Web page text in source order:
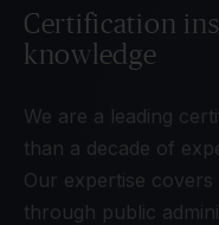
Certification
knowledge
We are a leading
than a decade of
Our expertise
through public